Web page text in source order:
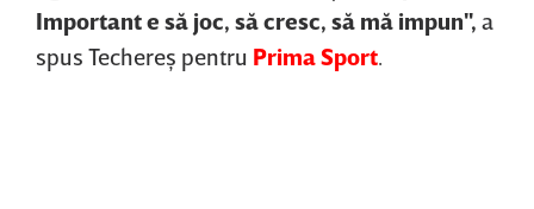
Important e să joc, să cresc, să mă impun", a
spus Techereş pentru Prima Sport